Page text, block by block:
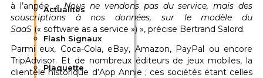
Actualités
Flash Signaux
Plaquette
à l’année. «Nous ne vendons pas du service, mais des
souscriptions à nos données, sur le modèle du
SaaS (« software as a service ») », précise Bertrand Salord.
Parmi eux, Coca-Cola, eBay, Amazon, PayPal ou encore
TripAdvisor. Et de nombreux éditeurs de jeux mobiles, la
clientèle historique d’App Annie ; ces sociétés étant celles